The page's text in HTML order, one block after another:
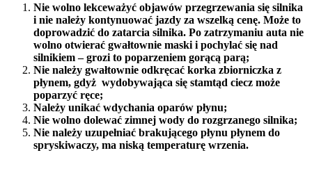
Nie wolno lekceważyć objawów przegrzewania się silnika
i nie należy kontynuować jazdy za wszelką cenę. Może to
doprowadzić do zatarcia silnika. Po zatrzymaniu auta nie
wolno otwierać gwałtownie maski i pochylać się nad
silnikiem – grozi to poparzeniem gorącą parą;
Nie należy gwałtownie odkręcać korka zbiorniczka z
płynem, gdyż wydobywająca się stamtąd ciecz może
poparzyć ręce;
Należy unikać wdychania oparów płynu;
Nie wolno dolewać zimnej wody do rozgrzanego silnika;
Nie należy uzupełniać brakującego płynu płynem do
spryskiwaczy, ma niską temperaturę wrzenia.